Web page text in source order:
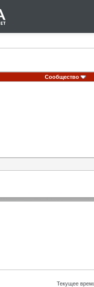
Сообщество
Текущее